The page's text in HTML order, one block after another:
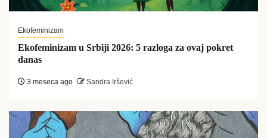
Ekofeminizam
Ekofeminizam u Srbiji 2026: 5 razloga za ovaj pokret
danas
3 meseca ago Sandra Iršević